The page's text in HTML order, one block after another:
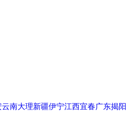
云南大理新疆伊宁江西宜春广东揭阳